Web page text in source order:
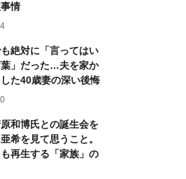
情
絶対に「言ってはい
」だった…夫を家か
た40歳妻の深い後悔
和博氏との誕生会を
希を見て思うこと。
再生する「家族」の